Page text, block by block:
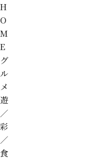
H
O
M
E
グ
ル
メ
遊
／
彩
／
食